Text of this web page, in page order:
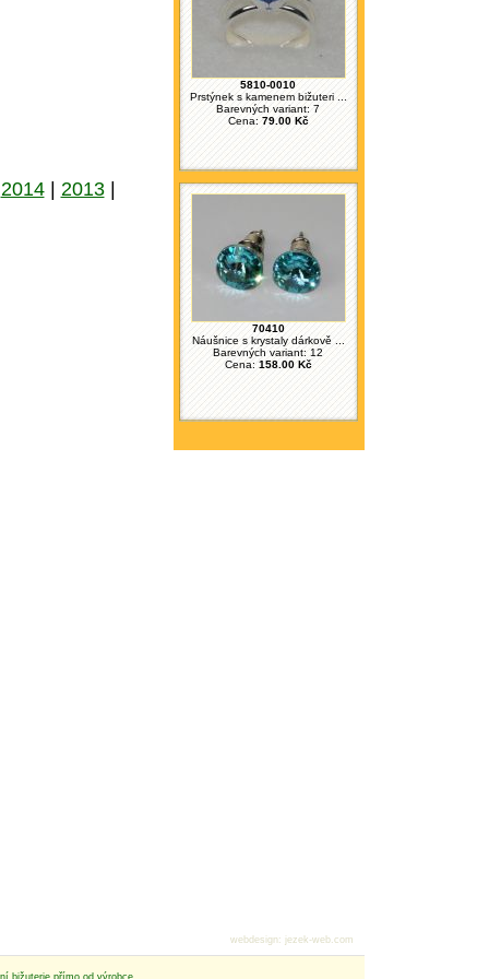
5810-0010
Prstýnek s kamenem bižuteri ...
Barevných variant: 7
Cena:79.00 Kč
70410
Náušnice s krystaly dárkově ...
Barevných variant: 12
Cena: 158.00 Kč
2014| 2013|
bižuterie přímo od výrobce
webdesign: jezek-web.com